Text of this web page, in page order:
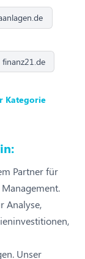
finanz21.de
Kategorie
Partner für
Analyse,
Unser